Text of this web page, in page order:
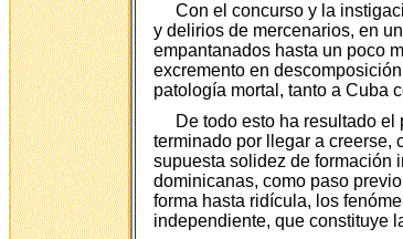
Con el concurso y la
y delirios de mercenarios, en
empantanados hasta un poco
excremento en
patología mortal, tanto a Cuba
De todo esto ha resultado
terminado por llegar a creerse,
supuesta solidez de formación
dominicanas, como paso
forma hasta ridícula, los
independiente, que constituye